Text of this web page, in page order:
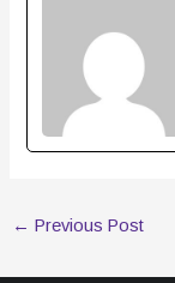
← Previous Post